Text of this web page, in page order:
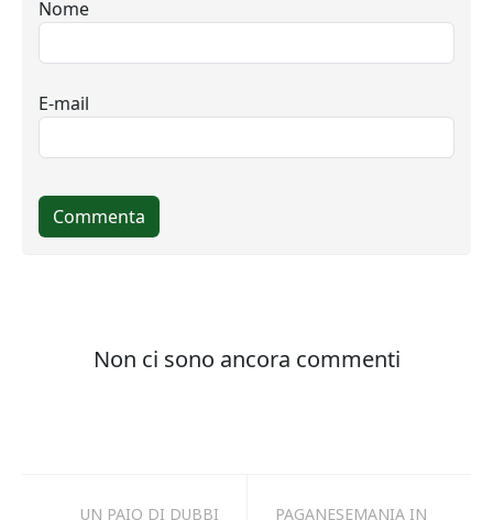
UN PAIO DI DUBBI PAGANESEMANIA IN